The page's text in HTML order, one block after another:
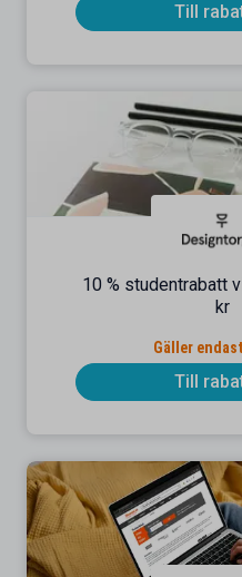
Till
10 % studentrabatt
kr
Gäller
Till